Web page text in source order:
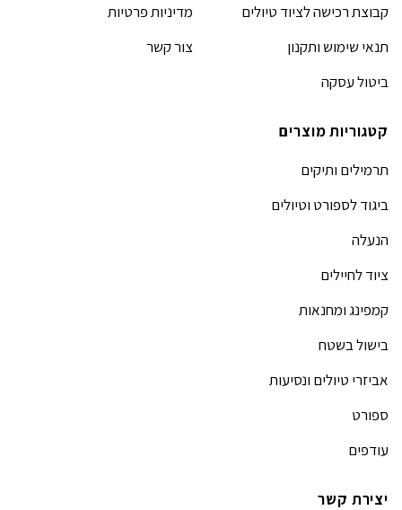
קבוצת רכישה לציוד טיולים
תנאי שימוש ותקנון
ביטול עסקה
מדיניות פרטיות
צור קשר
קטגוריות מוצרים
תרמילים ותיקים
ביגוד לספורט וטיולים
הנעלה
ציוד לחיילים
קמפינג ומחנאות
בישול בשטח
אביזרי טיולים ונסיעות
ספורט
עודפים
יצירת קשר